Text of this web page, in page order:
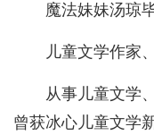
魔法妹妹汤琼
儿童文学作家
从事儿童文学
曾获冰心儿童文学